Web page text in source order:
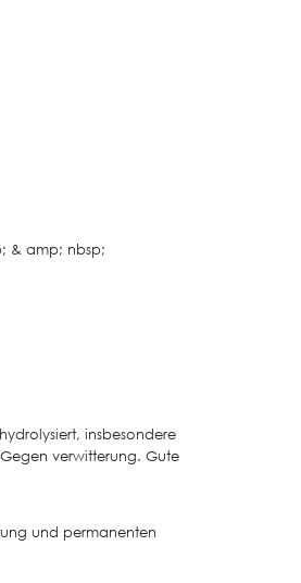
& amp; nbsp;
insbesondere
verwitterung. Gute
und permanenten